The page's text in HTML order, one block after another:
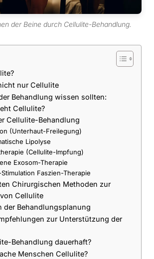
der Beine durch Cellulite-Behandlung.
nur Cellulite
Behandlung wissen sollten:
Cellulite?
Cellulite-Behandlung
(Unterhaut-Freilegung)
Lipolyse
(Cellulite-Impfung)
Exosom-Therapie
Faszien-Therapie
Chirurgischen Methoden zur
Cellulite
der Behandlungsplanung
zur Unterstützung der
Behandlung dauerhaft?
Menschen Cellulite?